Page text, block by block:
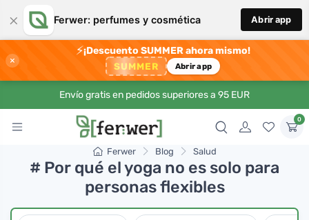
× Ferwer: perfumes y cosmética Abrir app
×
⚡¡Descuento SUMMER ahora mismo!
SUMMER Abrir app
Envío gratis en pedidos superiores a 95 EUR
0
Ferwer Blog Salud
# Por qué el yoga no es solo para
personas flexibles